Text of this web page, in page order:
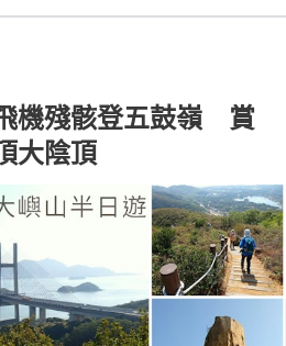
機殘骸登五鼓嶺 賞
大陰頂